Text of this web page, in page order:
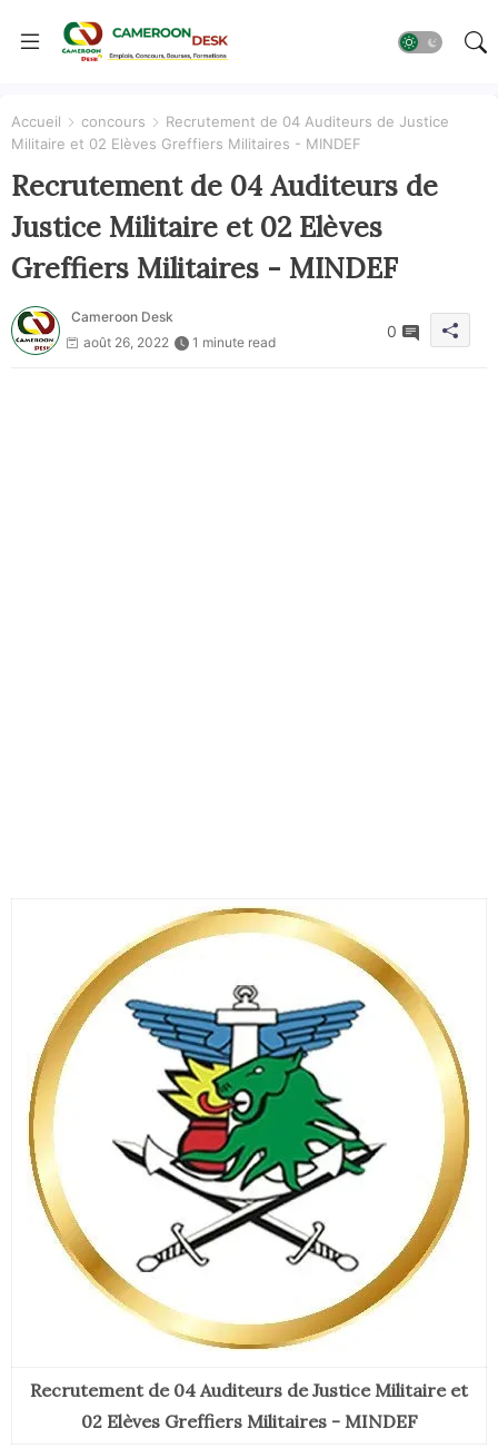
Accueil concours
Recrutement de 04 Auditeurs de Justice
Militaire et 02 Elèves Greffiers Militaires - MINDEF
Recrutement de 04 Auditeurs de
Justice Militaire et 02 Elèves
Greffiers Militaires - MINDEF
Cameroon Desk
août 26, 2022
1 minute read
0
Recrutement de 04 Auditeurs de Justice Militaire et
02 Elèves Greffiers Militaires - MINDEF